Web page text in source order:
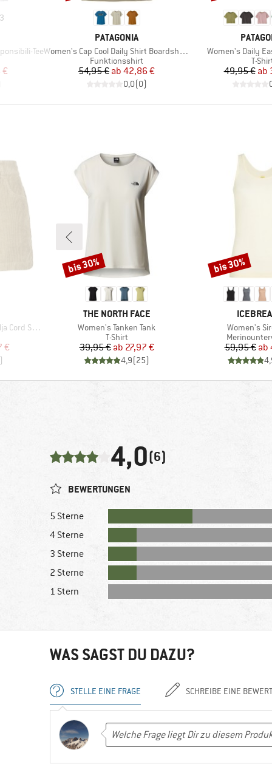
3
Tee
Preis
€
MARKE
PATAGONIA
Artikel
Women's Cap Cool Daily Shirt Boardshort Logo
Produktgruppe
Funktionsshirt
Preis
54,95 € reduzierter Preis
ab 42,86 €
0,0(0)
MARKE
Artikel
Women's Daily
T-
49,95 € ab
Shorts
Preis
€
MARKE
THE NORTH FACE
Artikel
Women's Tanken Tank
Produktgruppe
T-Shirt
Preis
39,95 € reduzierter Preis
ab 27,97 €
4,9(25)
Rabatt
bis 30%
MARKE
Artikel
Women's
59,95 € ab
Rabatt
bis 30%
4,0(6)
BEWERTUNGEN
5 Sterne
4 Sterne
3 Sterne
2 Sterne
1 Stern
WAS SAGST DU DAZU?
STELLE EINE FRAGE SCHREIBE EINE